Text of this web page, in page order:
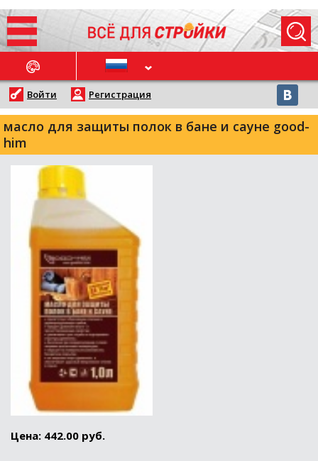
НОВОСТИ
Войти Регистрация
масло для защиты полок в бане и сауне good-
him
Цена: 442.00 руб.